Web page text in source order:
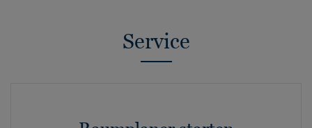
Service